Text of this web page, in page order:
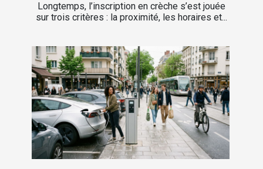
Longtemps, l’inscription en crèche s’est jouée
sur trois critères : la proximité, les horaires et...